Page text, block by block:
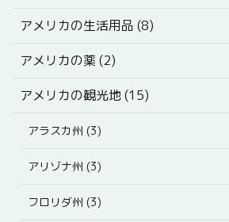
アメリカの生活用品 (8)
アメリカの薬 (2)
アメリカの観光地 (15)
アラスカ州 (3)
アリゾナ州 (3)
フロリダ州 (3)